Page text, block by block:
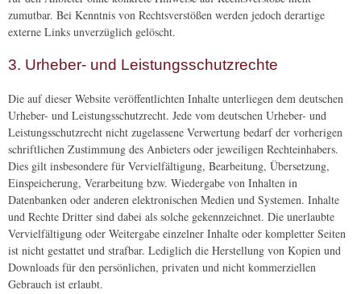
zumutbar. Bei Kenntnis von Rechtsverstößen werden jedoch derartige
externe Links unverzüglich gelöscht.
3. Urheber- und Leistungsschutzrechte
Die auf dieser Website veröffentlichten Inhalte unterliegen dem deutschen
Urheber- und Leistungsschutzrecht. Jede vom deutschen Urheber- und
Leistungsschutzrecht nicht zugelassene Verwertung bedarf der vorherigen
schriftlichen Zustimmung des Anbieters oder jeweiligen Rechteinhabers.
Dies gilt insbesondere für Vervielfältigung, Bearbeitung, Übersetzung,
Einspeicherung, Verarbeitung bzw. Wiedergabe von Inhalten in
Datenbanken oder anderen elektronischen Medien und Systemen. Inhalte
und Rechte Dritter sind dabei als solche gekennzeichnet. Die unerlaubte
Vervielfältigung oder Weitergabe einzelner Inhalte oder kompletter Seiten
ist nicht gestattet und strafbar. Lediglich die Herstellung von Kopien und
Downloads für den persönlichen, privaten und nicht kommerziellen
Gebrauch ist erlaubt.